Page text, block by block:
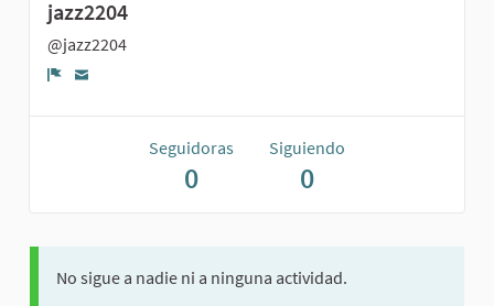
jazz2204
@jazz2204
Seguidoras
0
Siguiendo
0
No sigue a nadie ni a ninguna actividad.